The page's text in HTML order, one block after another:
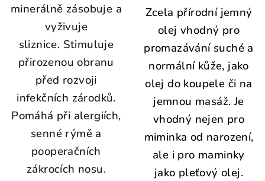
minerálně zásobuje a
vyživuje
sliznice. Stimuluje
přirozenou obranu
před rozvoji
infekčních zárodků.
Pomáhá při alergiích,
senné rýmě a
pooperačních
zákrocích nosu.
Zcela přírodní jemný
olej vhodný pro
promazávání suché a
normální kůže, jako
olej do koupele či na
jemnou masáž. Je
vhodný nejen pro
miminka od narození,
ale i pro maminky
jako pleťový olej.